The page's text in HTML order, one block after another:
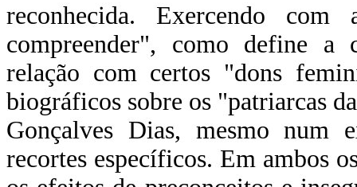
reconhecida. Exercendo
compreender", como define a
relação com certos "dons
biográficos sobre os "patriarcas
Gonçalves Dias, mesmo num
recortes específicos. Em ambos